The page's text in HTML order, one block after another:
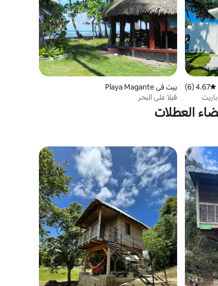
متوسط التقييم 4.67 من 5، 6 مراجعات
4.67 (6)
بيت في Playa Magante
فيلا على البحر
العطلات